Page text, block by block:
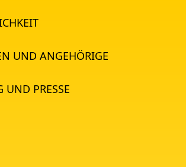
UND ANGEHÖRIGE
UND PRESSE